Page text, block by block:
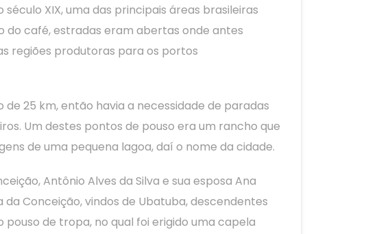
XIX, uma das principais áreas brasileiras
café, estradas eram abertas onde antes
regiões produtoras para os portos
25 km, então havia a necessidade de paradas
Um destes pontos de pouso era um rancho que
de uma pequena lagoa, daí o nome da cidade.
Antônio Alves da Silva e sua esposa Ana
da Conceição, vindos de Ubatuba, descendentes
de tropa, no qual foi erigido uma capela